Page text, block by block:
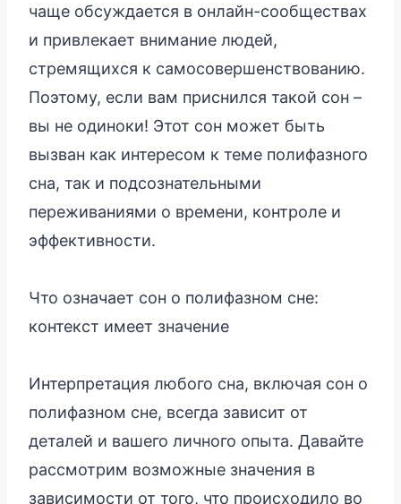
чаще обсуждается в онлайн-сообществах
и привлекает внимание людей,
стремящихся к самосовершенствованию.
Поэтому, если вам приснился такой сон –
вы не одиноки! Этот сон может быть
вызван как интересом к теме полифазного
сна, так и подсознательными
переживаниями о времени, контроле и
эффективности.
Что означает сон о полифазном сне:
контекст имеет значение
Интерпретация любого сна, включая сон о
полифазном сне, всегда зависит от
деталей и вашего личного опыта. Давайте
рассмотрим возможные значения в
зависимости от того, что происходило во